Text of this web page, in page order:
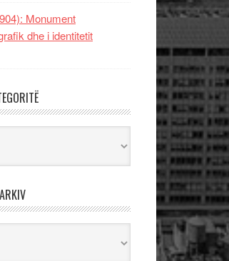
Monument
dhe i identitetit
ARKIV